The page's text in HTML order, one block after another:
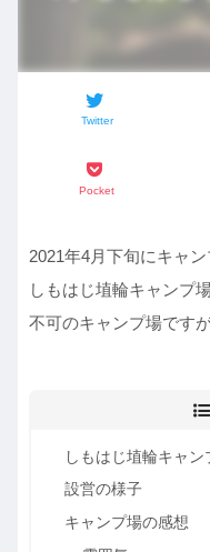
Twitter
Pocket
2021年4月下旬にキャ
しもはじ埴輪キャンプ
不可のキャンプ場です
しもはじ埴輪キャン
設営の様子
キャンプ場の感想